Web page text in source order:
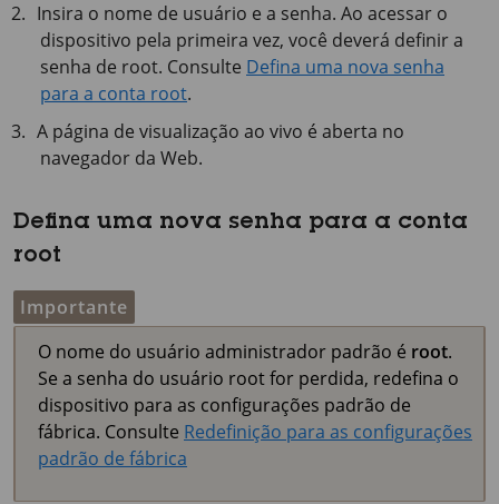
Insira o nome de usuário e a senha. Ao acessar o
dispositivo pela primeira vez, você deverá definir a
senha de root. Consulte Defina uma nova senha
para a conta root.
A página de visualização ao vivo é aberta no
navegador da Web.
Defina uma nova senha para a conta
root
Importante
O nome do usuário administrador padrão é root.
Se a senha do usuário root for perdida, redefina o
dispositivo para as configurações padrão de
fábrica. Consulte Redefinição para as configurações
padrão de fábrica